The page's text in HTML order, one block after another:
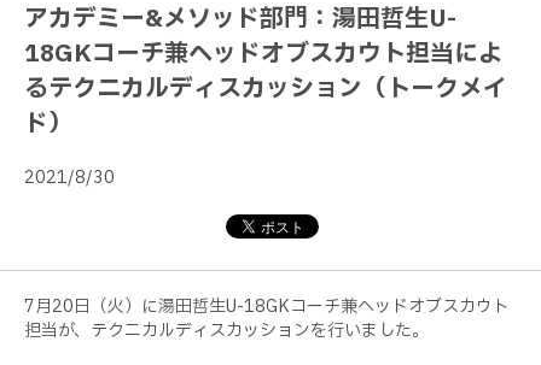
アカデミー&メソッド部門：湯田哲生U-
18GKコーチ兼ヘッドオブスカウト担当によ
るテクニカルディスカッション（トークメイ
ド）
2021/8/30
7月20日（火）に湯田哲生U-18GKコーチ兼ヘッドオブスカウト
担当が、テクニカルディスカッションを行いました。